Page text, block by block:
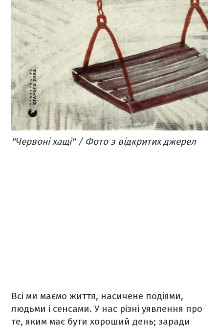
"Червоні хащі" / Фото з відкритих джерел
Всі ми маємо життя, насичене подіями,
людьми і сенсами. У нас різні уявлення про
те, яким має бути хороший день; заради